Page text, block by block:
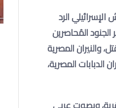
الإسرائيلي الرد
المُحاصرين
المصرية
المصرية،